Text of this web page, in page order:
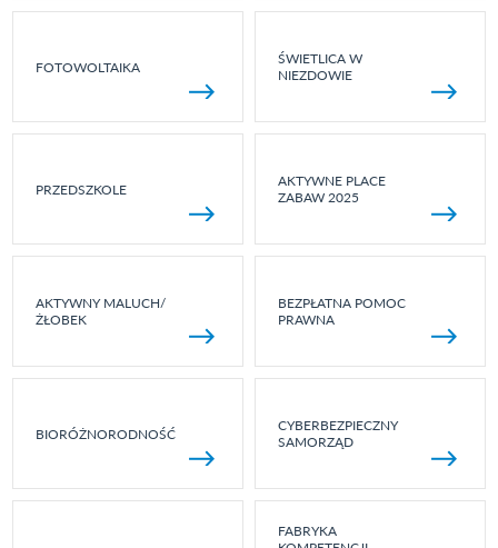
FOTOWOLTAIKA
ŚWIETLICA W
NIEZDOWIE
PRZEDSZKOLE
AKTYWNE PLACE
ZABAW 2025
AKTYWNY MALUCH/
ŻŁOBEK
BEZPŁATNA POMOC
PRAWNA
BIORÓŻNORODNOŚĆ
CYBERBEZPIECZNY
SAMORZĄD
FABRYKA